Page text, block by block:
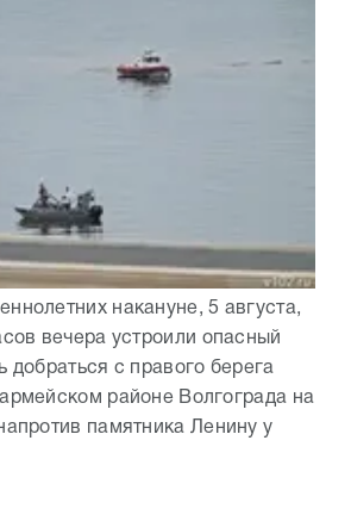
накануне, 5 августа,
вечера устроили опасный
добраться с правого берега
районе Волгограда на
памятника Ленину у